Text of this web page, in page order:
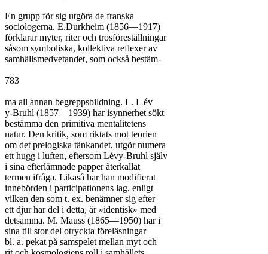
En grupp för sig utgöra de franska
sociologerna. E.Durkheim (1856—1917)
förklarar myter, riter och trosföreställningar
såsom symboliska, kollektiva reflexer av
samhällsmedvetandet, som också bestäm-
783
ma all annan begreppsbildning. L. L év
y-Bruhl (1857—1939) har isynnerhet sökt
bestämma den primitiva mentalitetens
natur. Den kritik, som riktats mot teorien
om det prelogiska tänkandet, utgör numera
ett hugg i luften, eftersom Lévy-Bruhl själv
i sina efterlämnade papper återkallat
termen ifråga. Likaså har han modifierat
innebörden i participationens lag, enligt
vilken den som t. ex. benämner sig efter
ett djur har del i detta, är »identisk» med
detsamma. M. Mauss (1865—1950) har i
sina till stor del otryckta föreläsningar
bl. a. pekat på samspelet mellan myt och